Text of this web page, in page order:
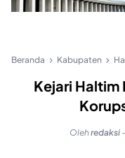
Beranda Kabupaten
Kejari Haltim
Olehredaksi -